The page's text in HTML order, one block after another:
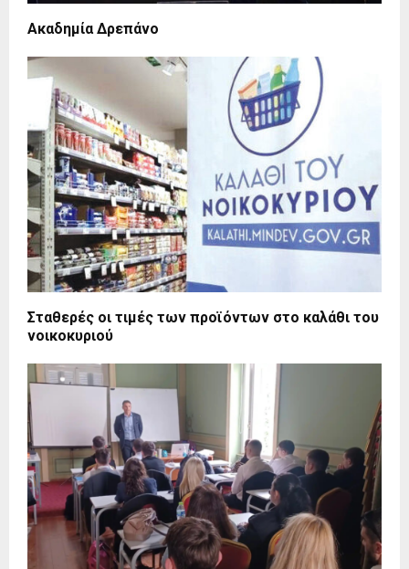
Ακαδημία Δρεπάνο
Σταθερές οι τιμές των προϊόντων στο καλάθι του
νοικοκυριού